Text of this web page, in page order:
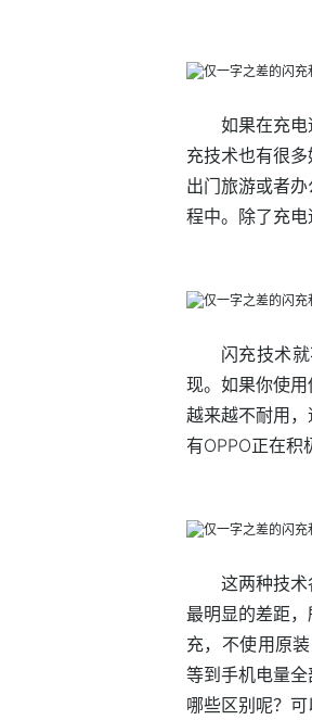
如果在充
充技术也有很
出门旅游或者
程中。除了充电
闪充技术
现。如果你使
越来越不耐用
有OPPO正在积
这两种技
最明显的差距
充，不使用原
等到手机电量
哪些区别呢？可